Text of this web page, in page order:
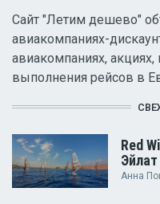
Сайт "Летим дешево"
авиакомпаниях-
авиакомпаниях,
выполнения рейсов в
Red
Эйлат
Анна